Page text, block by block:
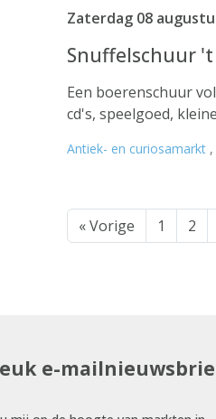
Zaterdag 08
Snuffelschuur
Een boerenschuur
cd's, speelgoed,
Antiek- en curiosamarkt ,
« Vorige 1 2
e-